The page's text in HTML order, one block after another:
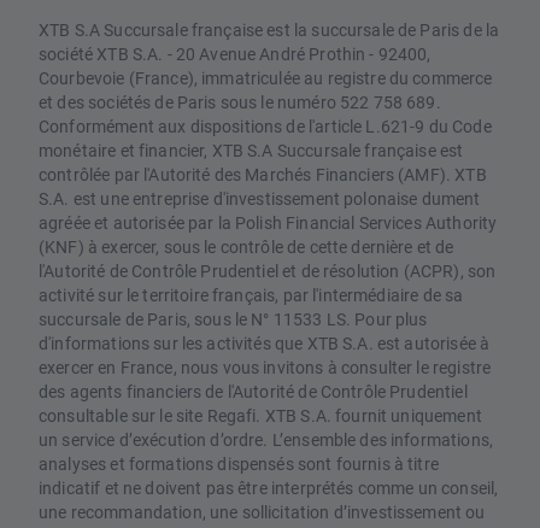
XTB S.A Succursale française est la succursale de Paris de la
société XTB S.A. - 20 Avenue André Prothin - 92400,
Courbevoie (France), immatriculée au registre du commerce
et des sociétés de Paris sous le numéro 522 758 689.
Conformément aux dispositions de l'article L.621-9 du Code
monétaire et financier, XTB S.A Succursale française est
contrôlée par l'Autorité des Marchés Financiers (AMF). XTB
S.A. est une entreprise d'investissement polonaise dument
agréée et autorisée par la Polish Financial Services Authority
(KNF) à exercer, sous le contrôle de cette dernière et de
l'Autorité de Contrôle Prudentiel et de résolution (ACPR), son
activité sur le territoire français, par l'intermédiaire de sa
succursale de Paris, sous le N° 11533 LS. Pour plus
d'informations sur les activités que XTB S.A. est autorisée à
exercer en France, nous vous invitons à consulter le registre
des agents financiers de l'Autorité de Contrôle Prudentiel
consultable sur le site Regafi. XTB S.A. fournit uniquement
un service d’exécution d’ordre. L’ensemble des informations,
analyses et formations dispensés sont fournis à titre
indicatif et ne doivent pas être interprétés comme un conseil,
une recommandation, une sollicitation d’investissement ou